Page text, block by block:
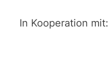
In Kooperation mit: